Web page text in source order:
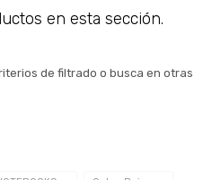
en esta sección.
de filtrado o busca en otras